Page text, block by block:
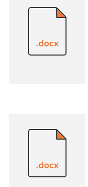
.docx
.docx